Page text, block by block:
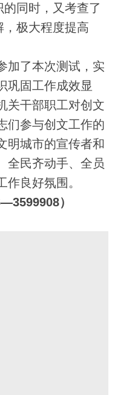
的同时，又考查了
，极大程度提高
了本次测试，实
巩固工作成效显
关干部职工对创文
们参与创文工作的
明城市的宣传者和
全民齐动手、全员
良好氛围。
）